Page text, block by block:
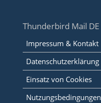
Thunderbird Mail DE
Impressum & Kontakt
Datenschutzerklärung
Einsatz von Cookies
Nutzungsbedingungen